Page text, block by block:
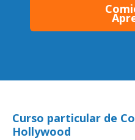
Curso particular de
Hollywood